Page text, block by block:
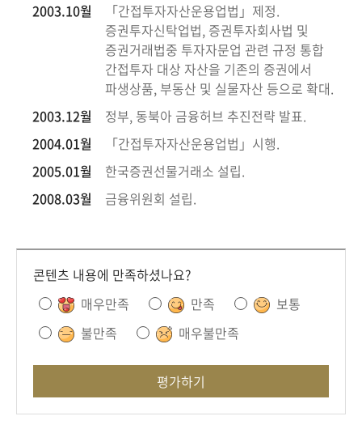
2003.10월
「간접투자자산운용업법」제정.
증권투자신탁업법, 증권투자회사법 및
증권거래법중 투자자문업 관련 규정 통합
간접투자 대상 자산을 기존의 증권에서
파생상품, 부동산 및 실물자산 등으로 확대.
2003.12월
정부, 동북아 금융허브 추진전략 발표.
2004.01월
「간접투자자산운용업법」시행.
2005.01월
한국증권선물거래소 설립.
2008.03월
금융위원회 설립.
콘텐츠 내용에 만족하셨나요?
매우만족
만족
보통
불만족
매우불만족
평가하기